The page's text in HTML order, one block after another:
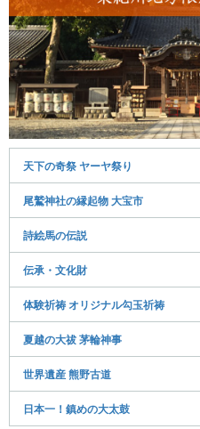
天下の奇祭 ヤーヤ祭り
尾鷲神社の縁起物 大宝市
詩絵馬の伝説
伝承・文化財
体験祈祷 オリジナル勾玉祈祷
夏越の大祓 茅輪神事
世界遺産 熊野古道
日本一！鎮めの大太鼓